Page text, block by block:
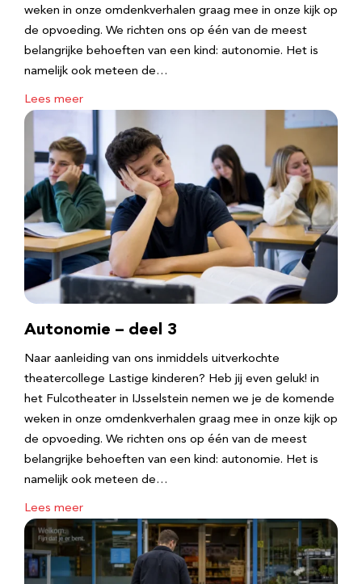
weken in onze omdenkverhalen graag mee in onze kijk op
de opvoeding. We richten ons op één van de meest
belangrijke behoeften van een kind: autonomie. Het is
namelijk ook meteen de…
Lees meer
Autonomie – deel 3
Naar aanleiding van ons inmiddels uitverkochte
theatercollege Lastige kinderen? Heb jij even geluk! in
het Fulcotheater in IJsselstein nemen we je de komende
weken in onze omdenkverhalen graag mee in onze kijk op
de opvoeding. We richten ons op één van de meest
belangrijke behoeften van een kind: autonomie. Het is
namelijk ook meteen de…
Lees meer